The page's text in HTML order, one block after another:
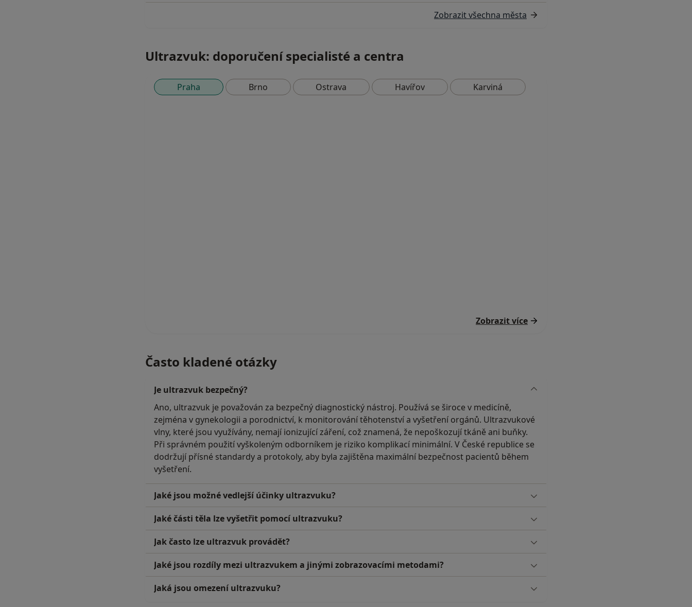
Zobrazit všechna města
Ultrazvuk: doporučení specialisté a centra
Praha Brno Ostrava Havířov Karviná
Zobrazit více
Často kladené otázky
Je ultrazvuk bezpečný?
Ano, ultrazvuk je považován za bezpečný diagnostický nástroj. Používá se široce v medicíně,
zejména v gynekologii a porodnictví, k monitorování těhotenství a vyšetření orgánů. Ultrazvukové
vlny, které jsou využívány, nemají ionizující záření, což znamená, že nepoškozují tkáně ani buňky.
Při správném použití vyškoleným odborníkem je riziko komplikací minimální. V České republice se
dodržují přísné standardy a protokoly, aby byla zajištěna maximální bezpečnost pacientů během
vyšetření.
Jaké jsou možné vedlejší účinky ultrazvuku?
Jaké části těla lze vyšetřit pomocí ultrazvuku?
Jak často lze ultrazvuk provádět?
Jaké jsou rozdíly mezi ultrazvukem a jinými zobrazovacími metodami?
Jaká jsou omezení ultrazvuku?